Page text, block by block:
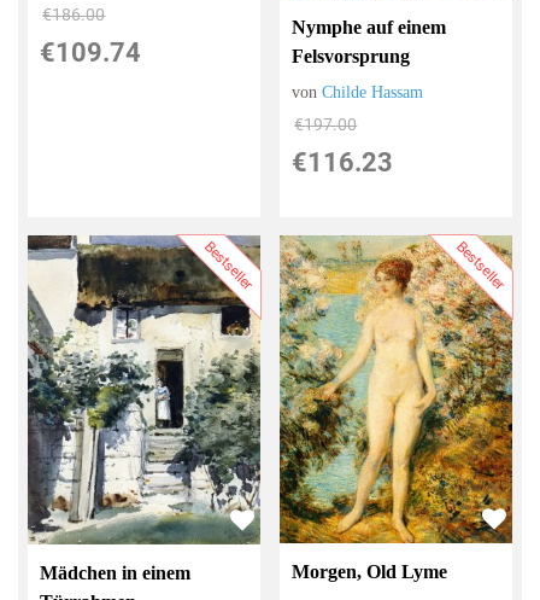
€186.00
€109.74
Nymphe auf einem
Felsvorsprung
vonChilde Hassam
€197.00
€116.23
Bestseller
Mädchen in einem
Bestseller
Morgen, Old Lyme